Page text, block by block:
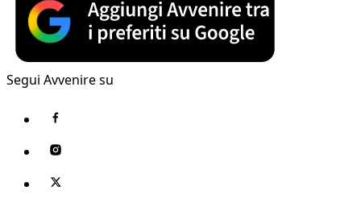
Segui Avvenire su